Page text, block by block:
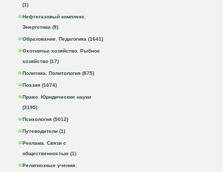
(1)
Нефтегазовый комплекс.
Энергетика (9)
Образование. Педагогика (1641)
Охотничье хозяйство. Рыбное
хозяйство (17)
Политика. Политология (875)
Поэзия (1674)
Право. Юридические науки
(3195)
Психология (5012)
Путеводители (1)
Реклама. Связи с
общественностью (1)
Религиозные учения.